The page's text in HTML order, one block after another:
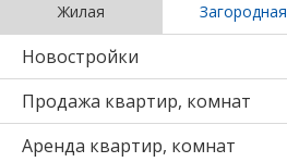
Жилая Загородная
Новостройки
Продажа квартир, комнат
Аренда квартир, комнат